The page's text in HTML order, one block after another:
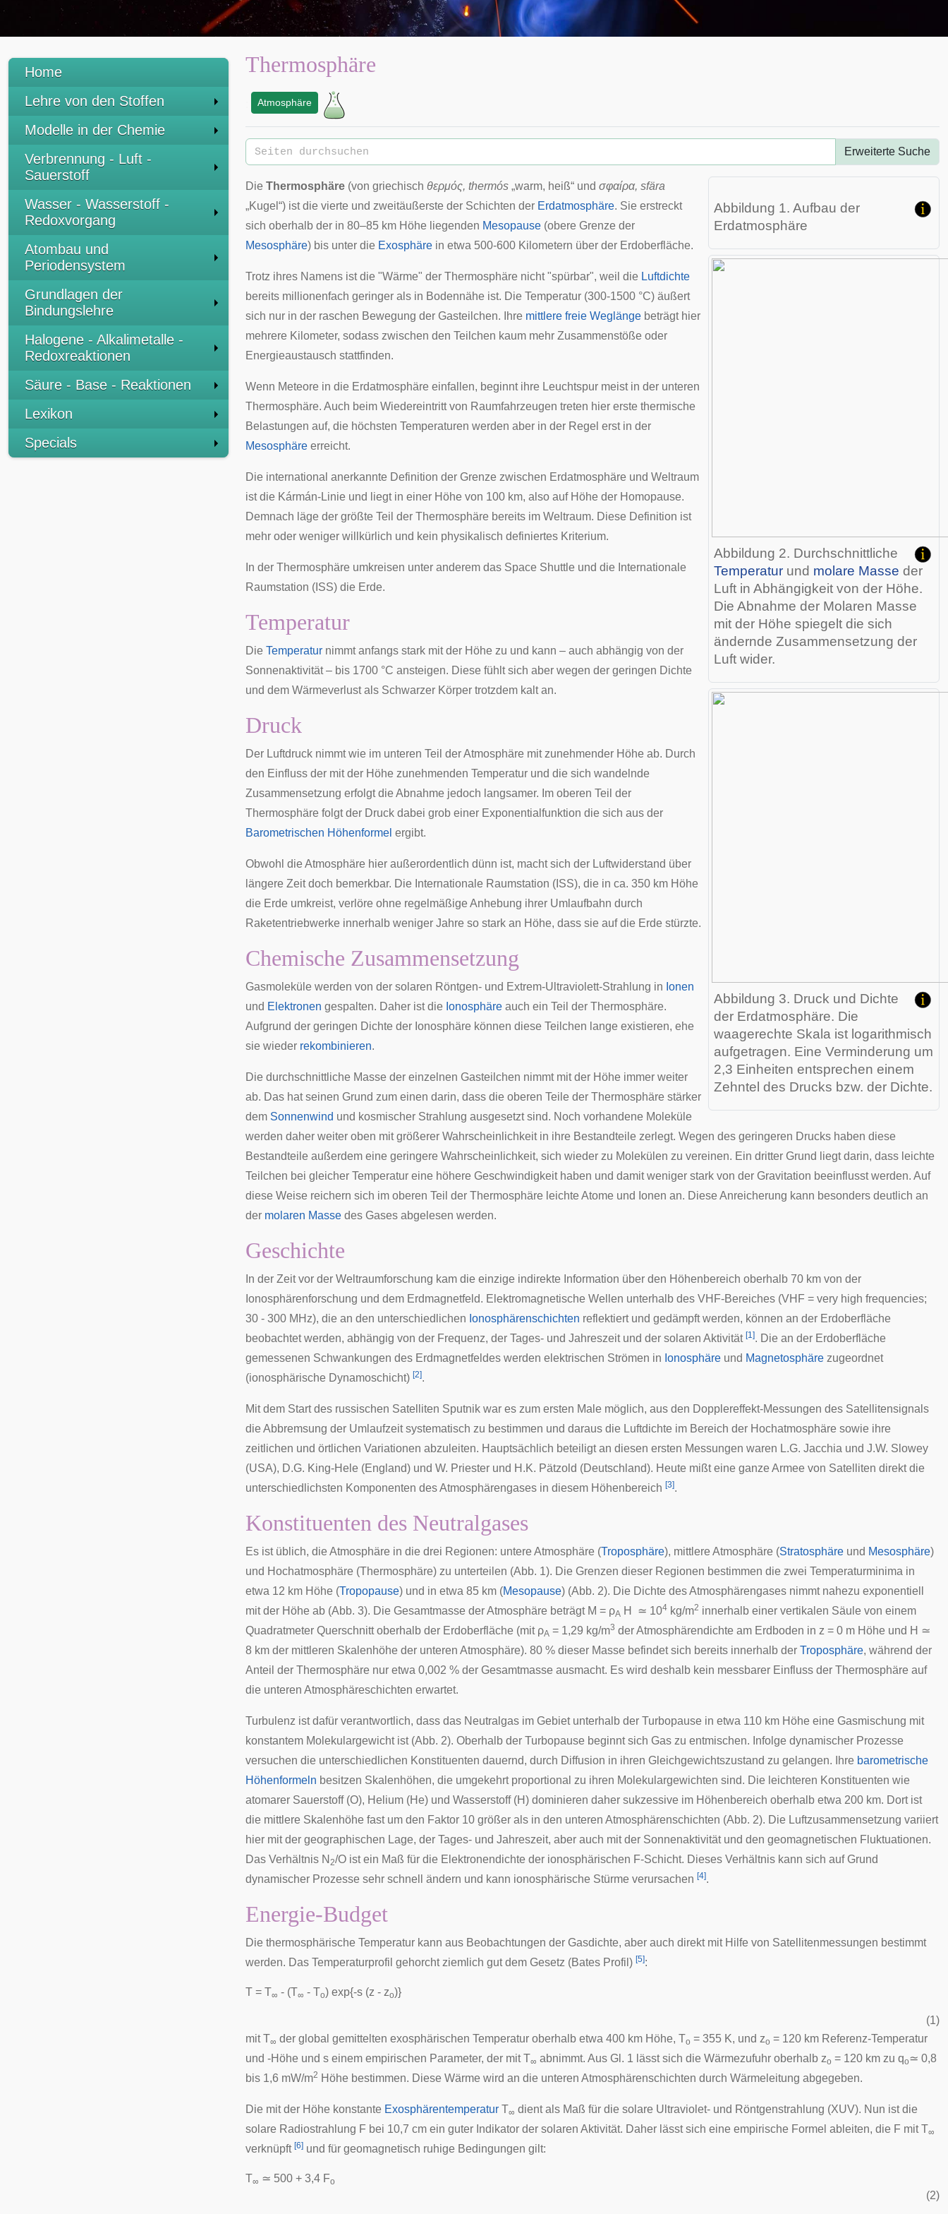
Home
Lehre von den Stoffen
Modelle in der Chemie
Verbrennung - Luft -
Sauerstoff
Wasser - Wasserstoff -
Redoxvorgang
Atombau und
Periodensystem
Grundlagen der
Bindungslehre
Halogene - Alkalimetalle -
Redoxreaktionen
Säure - Base - Reaktionen
Lexikon
Specials
Thermosphäre
Atmosphäre
Erweiterte Suche
Abbildung 1. Aufbau der
Erdatmosphäre
Abbildung 2. Durchschnittliche
Temperatur und molare Masse der
Luft in Abhängigkeit von der Höhe.
Die Abnahme der Molaren Masse
mit der Höhe spiegelt die sich
ändernde Zusammensetzung der
Luft wider.
Abbildung 3. Druck und Dichte
der Erdatmosphäre. Die
waagerechte Skala ist logarithmisch
aufgetragen. Eine Verminderung um
2,3 Einheiten entsprechen einem
Zehntel des Drucks bzw. der Dichte.
Die Thermosphäre (von griechisch θερμός, thermós „warm, heiß“ und σφαίρα, sfära
„Kugel“) ist die vierte und zweitäußerste der Schichten der Erdatmosphäre. Sie erstreckt
sich oberhalb der in 80–85 km Höhe liegenden Mesopause (obere Grenze der
Mesosphäre) bis unter die Exosphäre in etwa 500-600 Kilometern über der Erdoberfläche.
Trotz ihres Namens ist die "Wärme" der Thermosphäre nicht "spürbar", weil die Luftdichte
bereits millionenfach geringer als in Bodennähe ist. Die Temperatur (300-1500 °C) äußert
sich nur in der raschen Bewegung der Gasteilchen. Ihre mittlere freie Weglänge beträgt hier
mehrere Kilometer, sodass zwischen den Teilchen kaum mehr Zusammenstöße oder
Energieaustausch stattfinden.
Wenn Meteore in die Erdatmosphäre einfallen, beginnt ihre Leuchtspur meist in der unteren
Thermosphäre. Auch beim Wiedereintrittvon Raumfahrzeugen treten hier erste thermische
Belastungen auf, die höchsten Temperaturen werden aber in der Regel erst in der
Mesosphäre erreicht.
Die international anerkannte Definition der Grenze zwischen Erdatmosphäre und Weltraum
ist die Kármán-Linie und liegt in einer Höhe von 100 km, also auf Höhe der Homopause.
Demnach läge der größte Teil der Thermosphäre bereits im Weltraum. Diese Definition ist
mehr oder weniger willkürlich und kein physikalisch definiertes Kriterium.
In der Thermosphäre umkreisen unter anderem das Space Shuttle und die Internationale
Raumstation (ISS) die Erde.
Temperatur
Die Temperatur nimmt anfangs stark mit der Höhe zu und kann – auch abhängig von der
Sonnenaktivität– bis 1700 °C ansteigen. Diese fühlt sich aber wegen der geringen Dichte
und dem Wärmeverlust als Schwarzer Körper trotzdem kalt an.
Druck
Der Luftdruck nimmt wie im unteren Teil der Atmosphäre mit zunehmender Höhe ab. Durch
den Einfluss der mit der Höhe zunehmenden Temperatur und die sich wandelnde
Zusammensetzung erfolgt die Abnahme jedoch langsamer. Im oberen Teil der
Thermosphäre folgt der Druck dabei grob einer Exponentialfunktion die sich aus der
Barometrischen Höhenformel ergibt.
Obwohl die Atmosphäre hier außerordentlich dünn ist, macht sich der Luftwiderstand über
längere Zeit doch bemerkbar. Die Internationale Raumstation (ISS), die in ca. 350 km Höhe
die Erde umkreist, verlöre ohne regelmäßige Anhebung ihrer Umlaufbahn durch
Raketentriebwerke innerhalb weniger Jahre so stark an Höhe, dass sie auf die Erde stürzte.
Chemische Zusammensetzung
Gasmoleküle werden von der solaren Röntgen- und Extrem-Ultraviolett-Strahlung in Ionen
und Elektronen gespalten. Daher ist die Ionosphäre auch ein Teil der Thermosphäre.
Aufgrund der geringen Dichte der Ionosphäre können diese Teilchen lange existieren, ehe
sie wieder rekombinieren.
Die durchschnittliche Masse der einzelnen Gasteilchen nimmt mit der Höhe immer weiter
ab. Das hat seinen Grund zum einen darin, dass die oberen Teile der Thermosphäre stärker
dem Sonnenwind und kosmischer Strahlung ausgesetzt sind. Noch vorhandene Moleküle
werden daher weiter oben mit größerer Wahrscheinlichkeit in ihre Bestandteile zerlegt. Wegen des geringeren Drucks haben diese
Bestandteile außerdem eine geringere Wahrscheinlichkeit, sich wieder zu Molekülen zu vereinen. Ein dritter Grund liegt darin, dass leichte
Teilchen bei gleicher Temperatur eine höhere Geschwindigkeit haben und damit weniger stark von der Gravitation beeinflusst werden. Auf
diese Weise reichern sich im oberen Teil der Thermosphäre leichte Atome und Ionen an. Diese Anreicherung kann besonders deutlich an
der molaren Masse des Gases abgelesen werden.
Geschichte
In der Zeit vor der Weltraumforschung kam die einzige indirekte Information über den Höhenbereich oberhalb 70 km von der
Ionosphärenforschung und dem Erdmagnetfeld. Elektromagnetische Wellen unterhalb des VHF-Bereiches (VHF = very high frequencies;
30 - 300 MHz), die an den unterschiedlichen Ionosphärenschichten reflektiert und gedämpft werden, können an der Erdoberfläche
beobachtet werden, abhängig von der Frequenz, der Tages- und Jahreszeit und der solaren Aktivität [1]. Die an der Erdoberfläche
gemessenen Schwankungen des Erdmagnetfeldes werden elektrischen Strömen in Ionosphäre und Magnetosphäre zugeordnet
(ionosphärische Dynamoschicht) [2].
Mit dem Start des russischen Satelliten Sputnik war es zum ersten Male möglich, aus den Dopplereffekt-Messungen des Satellitensignals
die Abbremsung der Umlaufzeit systematisch zu bestimmen und daraus die Luftdichte im Bereich der Hochatmosphäre sowie ihre
zeitlichen und örtlichen Variationen abzuleiten. Hauptsächlich beteiligt an diesen ersten Messungen waren L.G. Jacchia und J.W. Slowey
(USA), D.G. King-Hele (England) und W. Priester und H.K. Pätzold (Deutschland). Heute mißt eine ganze Armee von Satelliten direkt die
unterschiedlichsten Komponenten des Atmosphärengases in diesem Höhenbereich [3].
Konstituenten des Neutralgases
Es ist üblich, die Atmosphäre in die drei Regionen: untere Atmosphäre (Troposphäre), mittlere Atmosphäre (Stratosphäre und Mesosphäre)
und Hochatmosphäre (Thermosphäre) zu unterteilen (Abb. 1). Die Grenzen dieser Regionen bestimmen die zwei Temperaturminima in
etwa 12 km Höhe (Tropopause) und in etwa 85 km (Mesopause) (Abb. 2). Die Dichte des Atmosphärengases nimmt nahezu exponentiell
mit der Höhe ab (Abb. 3). Die Gesamtmasse der Atmosphäre beträgt M = ρA H ≃ 104 kg/m2 innerhalb einer vertikalen Säule von einem
Quadratmeter Querschnitt oberhalb der Erdoberfläche (mit ρA = 1,29 kg/m3 der Atmosphärendichte am Erdboden in z = 0 m Höhe und H ≃
8 km der mittleren Skalenhöhe der unteren Atmosphäre). 80 % dieser Masse befindet sich bereits innerhalb der Troposphäre, während der
Anteil der Thermosphäre nur etwa 0,002 % der Gesamtmasse ausmacht. Es wird deshalb kein messbarer Einfluss der Thermosphäre auf
die unteren Atmosphäreschichten erwartet.
Turbulenz ist dafür verantwortlich, dass das Neutralgas im Gebiet unterhalb der Turbopause in etwa 110 km Höhe eine Gasmischung mit
konstantem Molekulargewicht ist (Abb. 2). Oberhalb der Turbopause beginnt sich Gas zu entmischen. Infolge dynamischer Prozesse
versuchen die unterschiedlichen Konstituenten dauernd, durch Diffusion in ihren Gleichgewichtszustand zu gelangen. Ihre barometrische
Höhenformeln besitzen Skalenhöhen, die umgekehrt proportional zu ihren Molekulargewichten sind. Die leichteren Konstituenten wie
atomarer Sauerstoff (O), Helium (He) und Wasserstoff (H) dominieren daher sukzessive im Höhenbereich oberhalb etwa 200 km. Dort ist
die mittlere Skalenhöhe fast um den Faktor 10 größer als in den unteren Atmosphärenschichten (Abb. 2). Die Luftzusammensetzung variiert
hier mit der geographischen Lage, der Tages- und Jahreszeit, aber auch mit der Sonnenaktivität und den geomagnetischen Fluktuationen.
Das Verhältnis N 2/O ist ein Maß für die Elektronendichte der ionosphärischen F-Schicht. Dieses Verhältnis kann sich auf Grund
dynamischer Prozesse sehr schnell ändern und kann ionosphärische Stürme verursachen [4].
Energie-Budget
Die thermosphärische Temperatur kann aus Beobachtungen der Gasdichte, aber auch direkt mit Hilfe von Satellitenmessungen bestimmt
werden. Das Temperaturprofil gehorcht ziemlich gut dem Gesetz (Bates Profil) [5]:
T = T∞ - (T∞ - To) exp{-s (z - zo)}
(1)
mit T∞ der global gemittelten exosphärischen Temperatur oberhalb etwa 400 km Höhe, To = 355 K, und zo = 120 km Referenz-Temperatur
und -Höhe und s einem empirischen Parameter, der mit T∞ abnimmt. Aus Gl. 1 lässt sich die Wärmezufuhr oberhalb zo = 120 km zu qo≃ 0,8
bis 1,6 mW/m2 Höhe bestimmen. Diese Wärme wird an die unteren Atmosphärenschichten durch Wärmeleitung abgegeben.
Die mit der Höhe konstante Exosphärentemperatur T∞ dient als Maß für die solare Ultraviolet- und Röntgenstrahlung (XUV). Nun ist die
solare Radiostrahlung F bei 10,7 cm ein guter Indikator der solaren Aktivität. Daher lässt sich eine empirische Formel ableiten, die F mit T∞
verknüpft [6] und für geomagnetisch ruhige Bedingungen gilt:
T∞ ≃ 500 + 3,4 Fo
(2)